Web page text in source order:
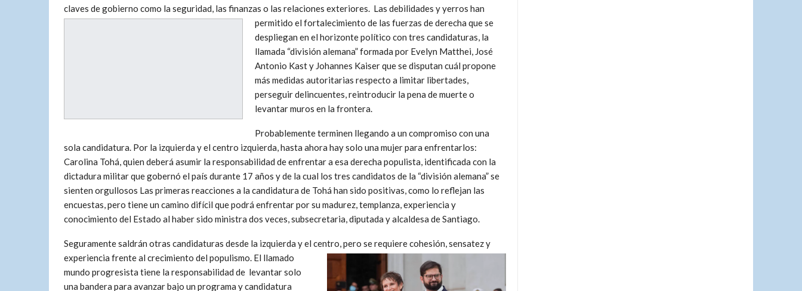
claves de gobierno como la seguridad, las finanzas o las relaciones exteriores. Las debilidades y yerros han
permitido el fortalecimiento de las fuerzas de derecha que se
despliegan en el horizonte político con tres candidaturas, la
llamada “división alemana” formada por Evelyn Matthei, José
Antonio Kast y Johannes Kaiser que se disputan cuál propone
más medidas autoritarias respecto a limitar libertades,
perseguir delincuentes, reintroducir la pena de muerte o
levantar muros en la frontera.
Probablemente terminen llegando a un compromiso con una
sola candidatura. Por la izquierda y el centro izquierda, hasta ahora hay solo una mujer para enfrentarlos:
Carolina Tohá, quien deberá asumir la responsabilidad de enfrentar a esa derecha populista, identificada con la
dictadura militar que gobernó el país durante 17 años y de la cual los tres candidatos de la “división alemana” se
sienten orgullosos Las primeras reacciones a la candidatura de Tohá han sido positivas, como lo reflejan las
encuestas, pero tiene un camino difícil que podrá enfrentar por su madurez, templanza, experiencia y
conocimiento del Estado al haber sido ministra dos veces, subsecretaria, diputada y alcaldesa de Santiago.
Seguramente saldrán otras candidaturas desde la izquierda y el centro, pero se requiere cohesión, sensatez y
experiencia frente al crecimiento del populismo. El llamado
mundo progresista tiene la responsabilidad de levantar solo
una bandera para avanzar bajo un programa y candidatura